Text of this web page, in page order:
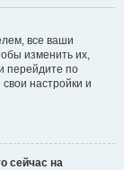
все ваши
изменить их,
перейдите по
настройки и
сейчас на